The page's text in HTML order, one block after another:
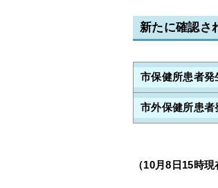
新たに確認さ
市保健所患者発
市外保健所患者
（10月8 日15時現